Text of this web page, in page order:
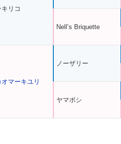
リコ
オマーキユリ
Nell’s Briquette
ノーザリー
ヤマボシ